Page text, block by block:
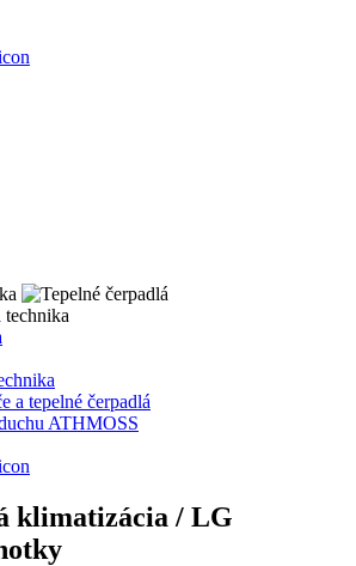
a tepelné čerpadlá
ATHMOSS
klimatizácia / LG